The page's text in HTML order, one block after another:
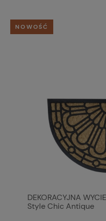
DEKORACYJNA
Style Chic Antique
NOWOŚĆ